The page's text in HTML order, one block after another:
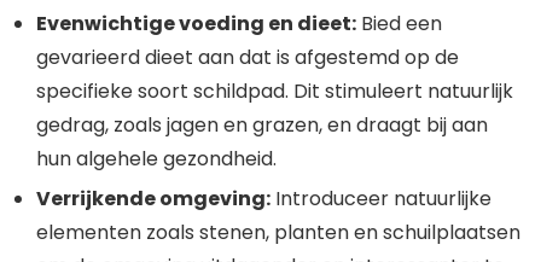
Evenwichtige voeding en dieet: Bied een
gevarieerd dieet aan dat is afgestemd op de
specifieke soort schildpad. Dit stimuleert natuurlijk
gedrag, zoals jagen en grazen, en draagt bij aan
hun algehele gezondheid.
Verrijkende omgeving: Introduceer natuurlijke
elementen zoals stenen, planten en schuilplaatsen